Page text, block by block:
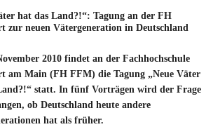
hat das Land?!“: Tagung an der FH
zur neuen Vätergeneration in Deutschland
2010 findet an der Fachhochschule
am Main (FH FFM) die Tagung „Neue Väter
statt. In fünf Vorträgen wird der Frage
ob Deutschland heute andere
hat als früher.